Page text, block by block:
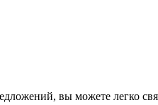
вы можете легко